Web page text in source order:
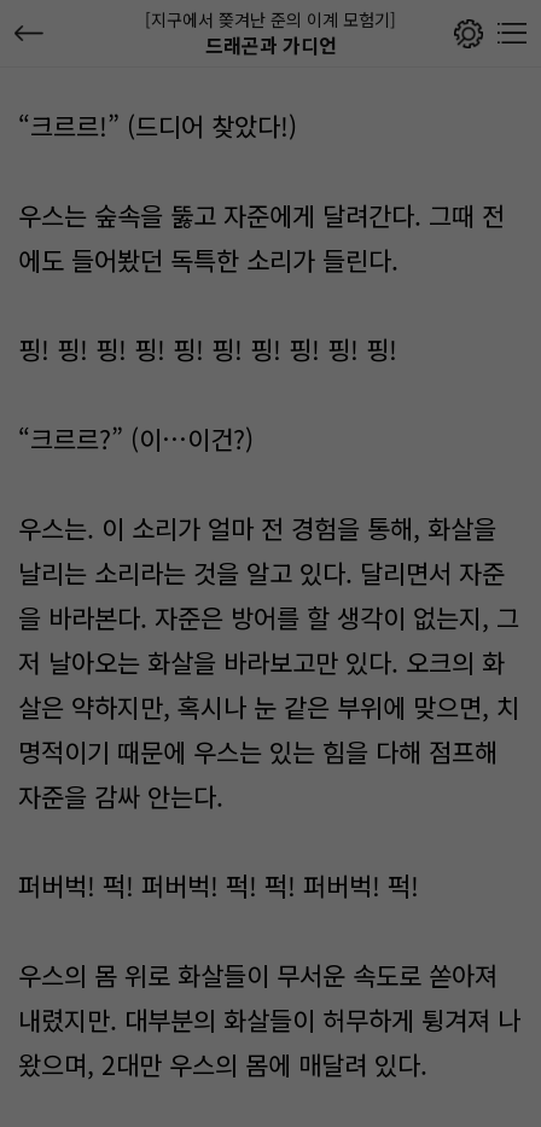
[지구에서 쫒겨난 준의 이계 모험기]
드래곤과 가디언
“크르르!” (드디어 찾았다!)
우스는 숲속을 뚫고 자준에게 달려간다. 그때 전
에도 들어봤던 독특한 소리가 들린다.
핑! 핑! 핑! 핑! 핑! 핑! 핑! 핑! 핑! 핑!
“크르르?” (이…이건?)
우스는. 이 소리가 얼마 전 경험을 통해, 화살을
날리는 소리라는 것을 알고 있다. 달리면서 자준
을 바라본다. 자준은 방어를 할 생각이 없는지, 그
저 날아오는 화살을 바라보고만 있다. 오크의 화
살은 약하지만, 혹시나 눈 같은 부위에 맞으면, 치
명적이기 때문에 우스는 있는 힘을 다해 점프해
자준을 감싸 안는다.
퍼버벅! 퍽! 퍼버벅! 퍽! 퍽! 퍼버벅! 퍽!
우스의 몸 위로 화살들이 무서운 속도로 쏟아져
내렸지만. 대부분의 화살들이 허무하게 튕겨져 나
왔으며, 2대만 우스의 몸에 매달려 있다.